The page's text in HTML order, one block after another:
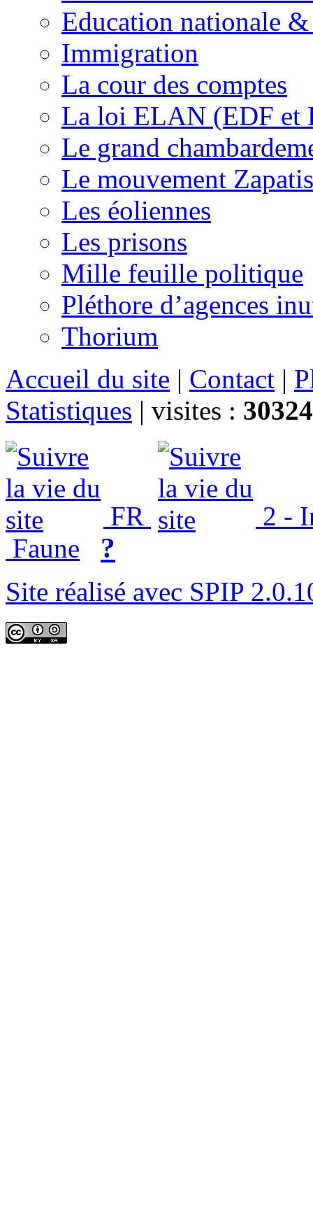
Education nationale
Immigration
La cour des comptes
La loi ELAN (EDF et
Le grand
Le mouvement
Les éoliennes
Les prisons
Mille feuille politique
Pléthore d’agences
Thorium
Accueil du site | Contact |
Statistiques | visites :
FR
2 -
Faune
?
Site réalisé avec SPIP